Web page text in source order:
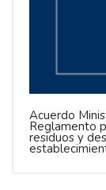
Acuerdo
Reglamento
residuos y